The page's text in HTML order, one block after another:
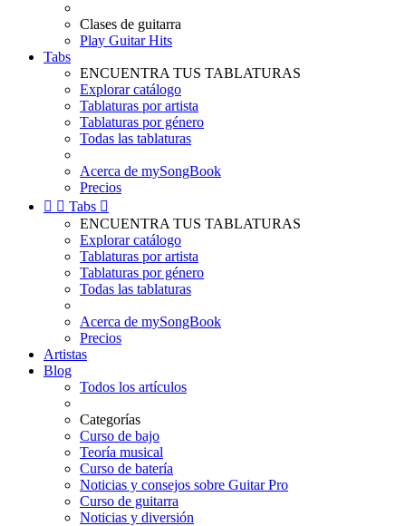
Clases de guitarra
Play Guitar Hits
Tabs
ENCUENTRA TUS TABLATURAS
Explorar catálogo
Tablaturas por artista
Tablaturas por género
Todas las tablaturas
Acerca de mySongBook
Precios
  Tabs 
ENCUENTRA TUS TABLATURAS
Explorar catálogo
Tablaturas por artista
Tablaturas por género
Todas las tablaturas
Acerca de mySongBook
Precios
Artistas
Blog
Todos los artículos
Categorías
Curso de bajo
Teoría musical
Curso de batería
Noticias y consejos sobre Guitar Pro
Curso de guitarra
Noticias y diversión